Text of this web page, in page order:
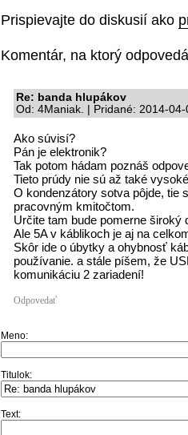
Prispievajte do diskusií ako
Komentár, na ktorý
Re: banda hlupákov
Od: 4Maniak. | Pridané: 2014-
Ako súvisí?
Pán je elektronik?
Tak potom hádam poznáš
Tieto prúdy nie sú až také
O kondenzátory sotva pôjde, tie
pracovným kmitočtom.
Určite tam bude pomerne
Ale 5A v káblikoch je aj na
Skôr ide o úbytky a ohybnosť
používanie. a stále píšem, že
komunikáciu 2 zariadení!
Odpovedať
Meno:
Titulok:
Text: